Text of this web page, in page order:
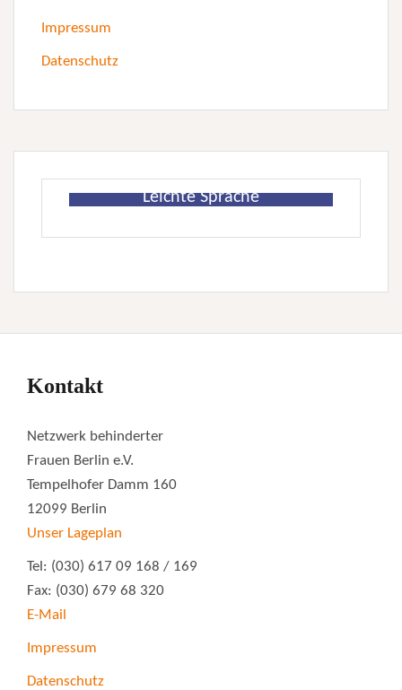
Impressum
Datenschutz
Leichte Sprache
Kontakt
Netzwerk behinderter
Frauen Berlin e.V.
Tempelhofer Damm 160
12099 Berlin
Unser Lageplan
Tel: (030) 617 09 168 / 169
Fax: (030) 679 68 320
E-Mail
Impressum
Datenschutz